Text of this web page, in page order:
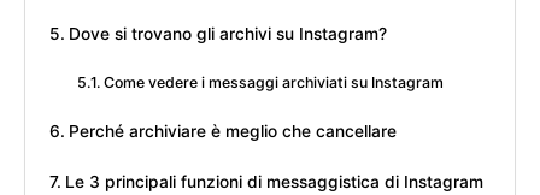
Dove si trovano gli archivi su Instagram?
Come vedere i messaggi archiviati su Instagram
Perché archiviare è meglio che cancellare
Le 3 principali funzioni di messaggistica di Instagram